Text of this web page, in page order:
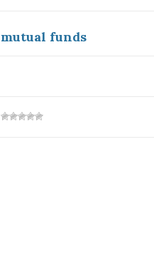
mutual funds